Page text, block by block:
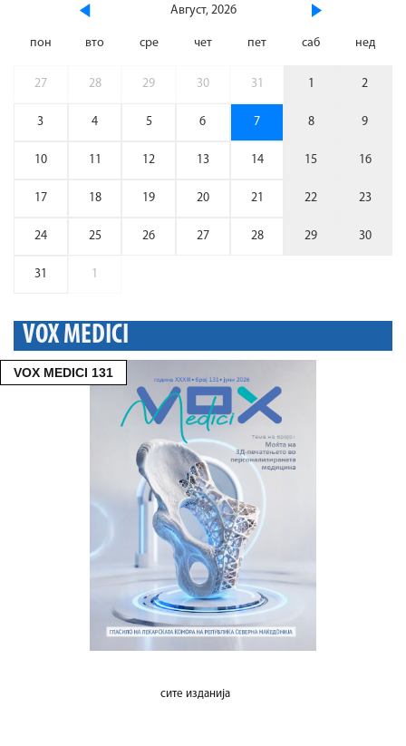
Август, 2026
пон вто сре чет пет саб нед
27 28 29 30 31 1 2
3 4 5 6 7 8 9
10 11 12 13 14 15 16
17 18 19 20 21 22 23
24 25 26 27 28 29 30
31 1
VOX MEDICI
VOX MEDICI 131
сите изданија